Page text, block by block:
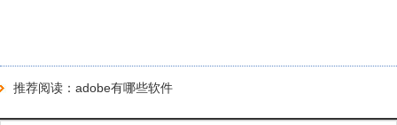
推荐阅读： adobe有哪些软件